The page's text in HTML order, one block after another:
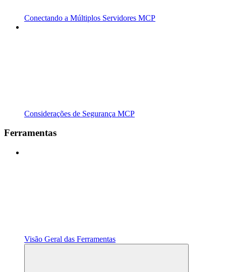
Conectando a Múltiplos Servidores MCP
Considerações de Segurança MCP
Ferramentas
Visão Geral das Ferramentas